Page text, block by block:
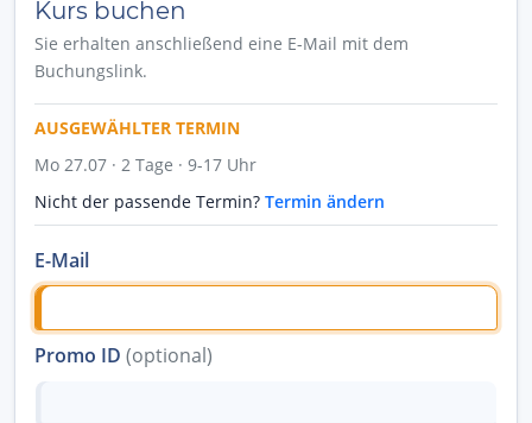
Kurs buchen
Sie erhalten anschließend eine E-Mail mit dem
Buchungslink.
AUSGEWÄHLTER TERMIN
Mo 27.07 · 2 Tage · 9-17 Uhr
Nicht der passende Termin? Termin ändern
E-Mail
Promo ID (optional)